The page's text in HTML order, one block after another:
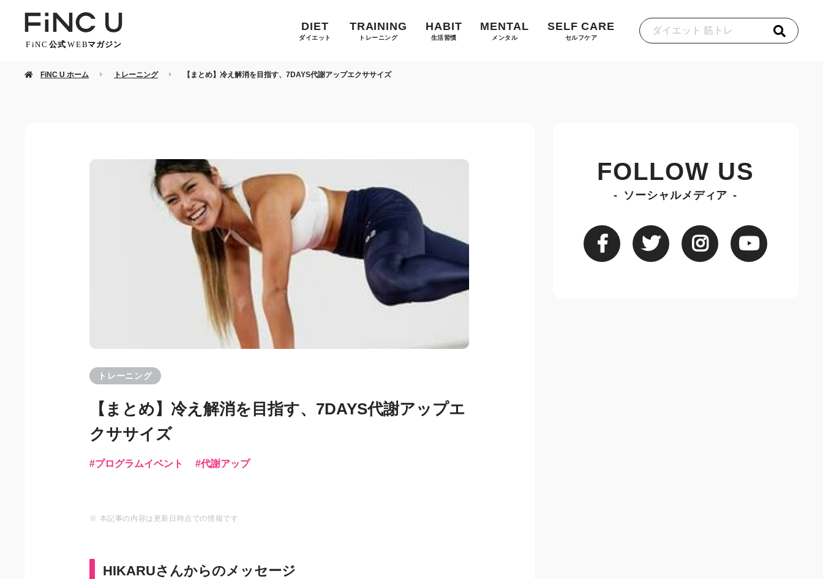
DIET
ダイエット
TRAINING
トレーニング
HABIT
生活習慣
MENTAL
メンタル
SELF CARE
セルフケア
FiNC U ホーム トレーニング 【まとめ】冷え解消を目指す、7DAYS代謝アップエクササイズ
トレーニング
【まとめ】冷え解消を目指す、7DAYS代謝アップエ
クササイズ
プログラムイベント 代謝アップ
※ 本記事の内容は更新日時点での情報です
HIKARUさんからのメッセージ
FOLLOW US
ソーシャルメディア